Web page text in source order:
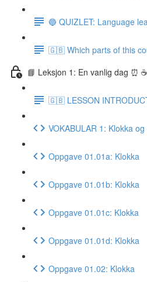
🔵 QUIZLET: Language
🇬🇧 Which parts of this
📘 Leksjon 1: En vanlig dag ⏰ ☕️
🇬🇧 LESSON
VOKABULAR 1: Klokka
Oppgave 01.01a: Klokka
Oppgave 01.01b: Klokka
Oppgave 01.01c: Klokka
Oppgave 01.01d: Klokka
Oppgave 01.02: Klokka